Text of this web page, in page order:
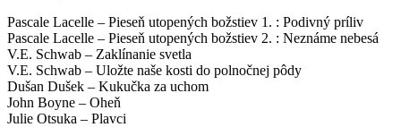
Pascale Lacelle – Pieseň utopených božstiev 1. : Podivný príliv
Pascale Lacelle – Pieseň utopených božstiev 2. : Neznáme nebesá
V.E. Schwab – Zaklínanie svetla
V.E. Schwab – Uložte naše kosti do polnočnej pôdy
Dušan Dušek – Kukučka za uchom
John Boyne – Oheň
Julie Otsuka – Plavci